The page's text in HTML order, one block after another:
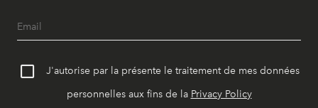
J'autorise par la présente le traitement de mes données
personnelles aux fins de la Privacy Policy